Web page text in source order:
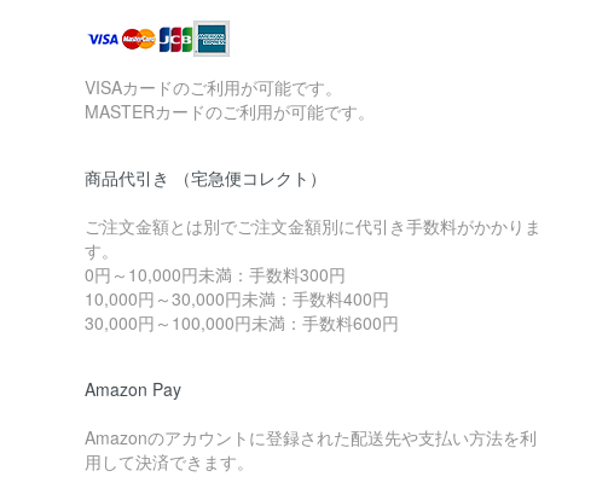
VISAカードのご利用が可能です。
MASTERカードのご利用が可能です。
商品代引き （宅急便コレクト）
ご注文金額とは別でご注文金額別に代引き手数料がかかりま
す。
0円～10,000円未満：手数料300円
10,000円～30,000円未満：手数料400円
30,000円～100,000円未満：手数料600円
Amazon Pay
Amazonのアカウントに登録された配送先や支払い方法を利
用して決済できます。